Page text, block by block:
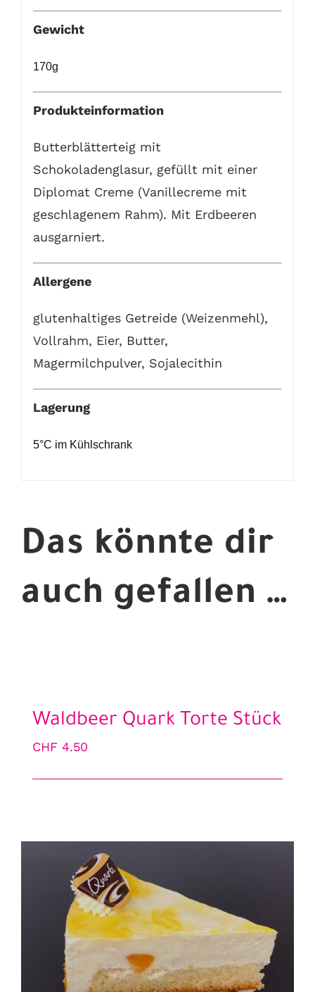
Gewicht
170g
Produkteinformation
Butterblätterteig mit
Schokoladenglasur, gefüllt mit einer
Diplomat Creme (Vanillecreme mit
geschlagenem Rahm). Mit Erdbeeren
ausgarniert.
Allergene
glutenhaltiges Getreide (Weizenmehl),
Vollrahm, Eier, Butter,
Magermilchpulver, Sojalecithin
Lagerung
5°C im Kühlschrank
Das könnte dir
auch gefallen …
Waldbeer Quark Torte Stück
CHF 4.50